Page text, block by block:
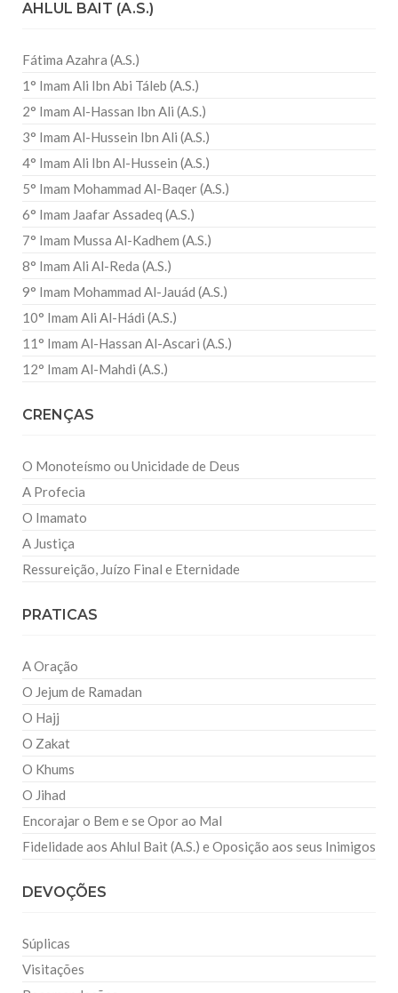
AHLUL BAIT (A.S.)
Fátima Azahra (A.S.)
1° Imam Ali Ibn Abi Táleb (A.S.)
2° Imam Al-Hassan Ibn Ali (A.S.)
3° Imam Al-Hussein Ibn Ali (A.S.)
4° Imam Ali Ibn Al-Hussein (A.S.)
5° Imam Mohammad Al-Baqer (A.S.)
6° Imam Jaafar Assadeq (A.S.)
7° Imam Mussa Al-Kadhem (A.S.)
8° Imam Ali Al-Reda (A.S.)
9° Imam Mohammad Al-Jauád (A.S.)
10° Imam Ali Al-Hádi (A.S.)
11° Imam Al-Hassan Al-Ascari (A.S.)
12° Imam Al-Mahdi (A.S.)
CRENÇAS
O Monoteísmo ou Unicidade de Deus
A Profecia
O Imamato
A Justiça
Ressureição, Juízo Final e Eternidade
PRATICAS
A Oração
O Jejum de Ramadan
O Hajj
O Zakat
O Khums
O Jihad
Encorajar o Bem e se Opor ao Mal
Fidelidade aos Ahlul Bait (A.S.) e Oposição aos seus Inimigos
DEVOÇÕES
Súplicas
Visitações